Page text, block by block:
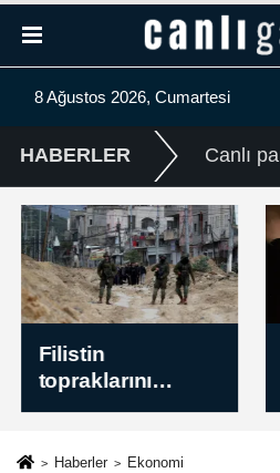
8 Ağustos 2026, Cumartesi
HABERLER Canlı
Filistin
topraklarını
gasbeden
Şeria’daki
Haberler Ekonomi